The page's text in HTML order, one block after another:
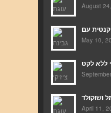
August
May 10,
April 11,